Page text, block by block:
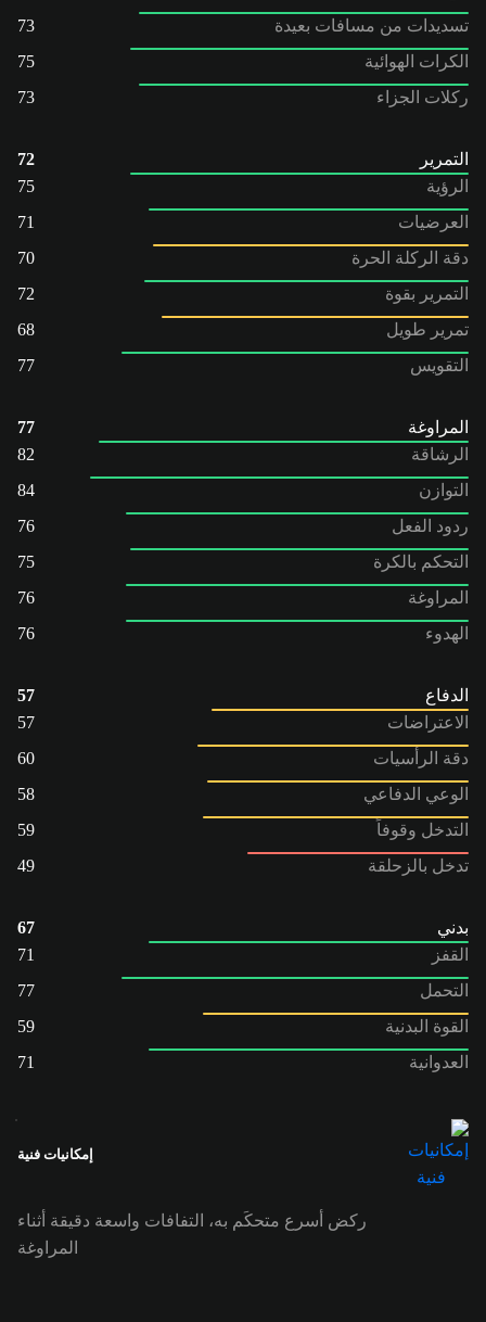
تسديدات من مسافات بعيدة
73
الكرات الهوائية
75
ركلات الجزاء
73
التمرير
72
الرؤية
75
العرضيات
71
دقة الركلة الحرة
70
التمرير بقوة
72
تمرير طويل
68
التقويس
77
المراوغة
77
الرشاقة
82
التوازن
84
ردود الفعل
76
التحكم بالكرة
75
المراوغة
76
الهدوء
76
الدفاع
57
الاعتراضات
57
دقة الرأسيات
60
الوعي الدفاعي
58
التدخل وقوفاً
59
تدخل بالزحلقة
49
بدني
67
القفز
71
التحمل
77
القوة البدنية
59
العدوانية
71
إمكانيات فنية
ركض أسرع متحكَم به، التفافات واسعة دقيقة أثناء
المراوغة